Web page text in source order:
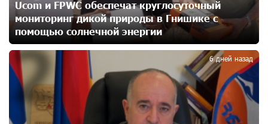
До 25% idcoin-ов при покупке авиабилетов Flyone:
Idram&IDBank
Ucom и Microsoft Innovation Center помогают
школьникам развивать навыки кибербезопасности
20 дней назад
Ucom и FPWC обеспечат круглосуточный
мониторинг дикой природы в Гнишике с
помощью солнечной энергии
6 дней назад
2